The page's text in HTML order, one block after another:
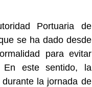
Portuaria de
se ha dado desde
para evitar
En este sentido, la
la jornada de